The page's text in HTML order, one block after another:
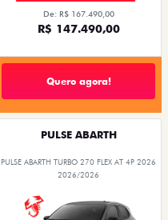
De: R$ 167.490,00
R$ 147.490,00
Quero agora!
PULSE ABARTH
PULSE ABARTH TURBO 270 FLEX AT 4P 2026
2026/2026